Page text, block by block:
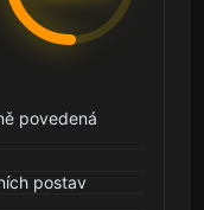
povedená
postav